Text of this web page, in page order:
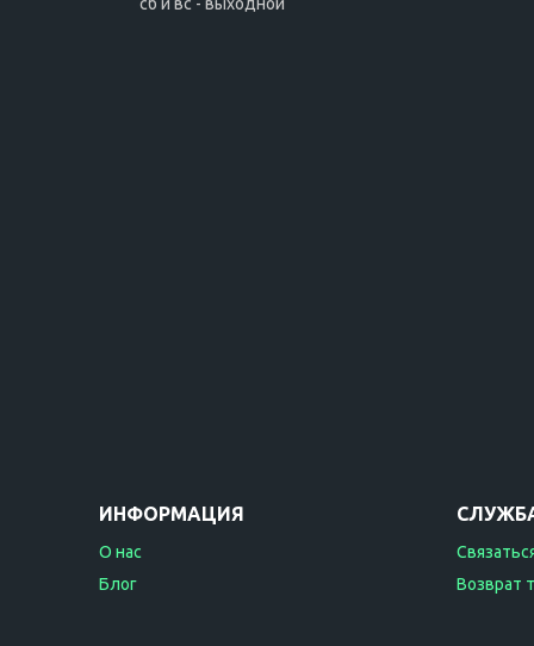
ИНФОРМАЦИЯ
О нас
Блог
Возврат